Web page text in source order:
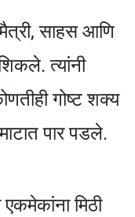
साहस आणि
त्यांनी
गोष्ट शक्य
पार पडले.
मिठी